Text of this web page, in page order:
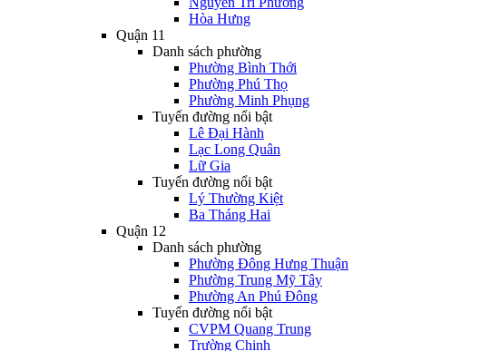
Hòa Hưng
Quận 11
Danh sách phường
Phường Bình Thới
Phường Phú Thọ
Phường Minh Phụng
Tuyến đường nổi bật
Lê Đại Hành
Lạc Long Quân
Lữ Gia
Tuyến đường nổi bật
Lý Thường Kiệt
Ba Tháng Hai
Quận 12
Danh sách phường
Phường Đông Hưng Thuận
Phường Trung Mỹ Tây
Phường An Phú Đông
Tuyến đường nổi bật
CVPM Quang Trung
Trường Chinh